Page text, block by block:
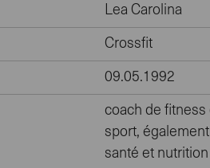
Lea Carolina
Crossfit
09.05.1992
coach de
sport,
santé et nutrition